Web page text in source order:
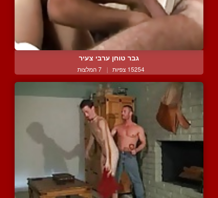
גבר טוחן ערבי צעיר
15254 צפיות | 7 המלצות